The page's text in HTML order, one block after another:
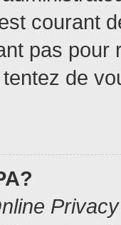
courant
pas pour
de